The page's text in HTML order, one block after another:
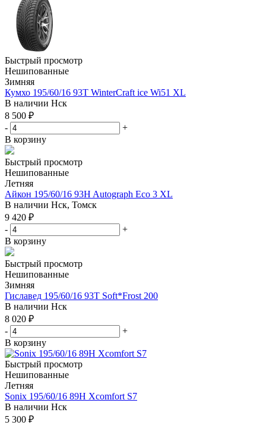
Быстрый просмотр
Нешипованные
Зимняя
Кумхо 195/60/16 93T WinterCraft ice Wi51 XL
В наличии Нск
8 500 ₽
-
+
В корзину
Быстрый просмотр
Нешипованные
Летняя
Айкон 195/60/16 93H Autograph Eco 3 XL
В наличии Нск, Томск
9 420 ₽
-
+
В корзину
Быстрый просмотр
Нешипованные
Зимняя
Гиславед 195/60/16 93T Soft*Frost 200
В наличии Нск
8 020 ₽
-
+
В корзину
Быстрый просмотр
Нешипованные
Летняя
Sonix 195/60/16 89H Xcomfort S7
В наличии Нск
5 300 ₽